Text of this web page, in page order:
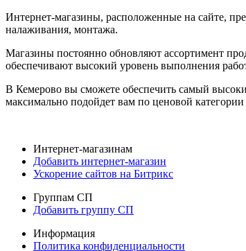
Интернет-магазины, расположенные на сайте,
налаживания, монтажа.
Магазины постоянно обновляют ассортимент
обеспечивают высокий уровень выполнения
В Кемерово вы сможете обеспечить самый
максимально подойдет вам по ценовой категории
Интернет-магазинам
Добавить интернет-магазин
Ускорение сайтов на Битрикс
Группам СП
Добавить группу СП
Информация
Политика конфиденциальности